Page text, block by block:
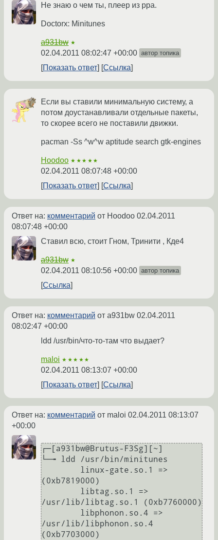
Не знаю о чем ты, плеер из ppa.
Doctorx: Minitunes
a931bw ★
02.04.2011 08:02:47 +00:00 автор топика
Показать ответ Ссылка
Если вы ставили минимальную систему, а
потом доустанавливали отдельные пакеты,
то скорее всего не поставили движки.
pacman -Ss ^w^w aptitude search gtk-engines
Hoodoo ★★★★★
02.04.2011 08:07:48 +00:00
Показать ответ
Ссылка
Ответ на: комментарий от Hoodoo 02.04.2011
08:07:48 +00:00
Ставил всю, стоит Гном, Тринити , Кде4
a931bw ★
02.04.2011 08:10:56 +00:00 автор топика
Ссылка
Ответ на: комментарий от a931bw 02.04.2011
08:02:47 +00:00
ldd /usr/bin/что-то-там что выдает?
maloi ★★★★★
02.04.2011 08:13:07 +00:00
Показать ответ
Ссылка
Ответ на: комментарий от maloi 02.04.2011 08:13:07
+00:00
┌─[a931bw@Brutus-F3Sg][~]
└─╼ ldd /usr/bin/minitunes
(0xb7819000)
/usr/lib/libtag.so.1 (0xb7760000)
/usr/lib/libphonon.so.4
(0xb7703000)